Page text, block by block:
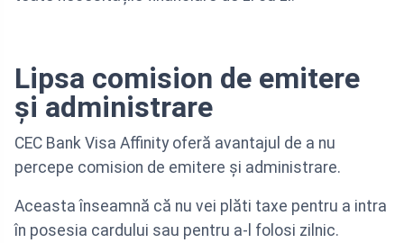
Lipsa comision de emitere
și administrare
CEC Bank Visa Affinity oferă avantajul de a nu
percepe comision de emitere și administrare.
Aceasta înseamnă că nu vei plăti taxe pentru a intra
în posesia cardului sau pentru a-l folosi zilnic.